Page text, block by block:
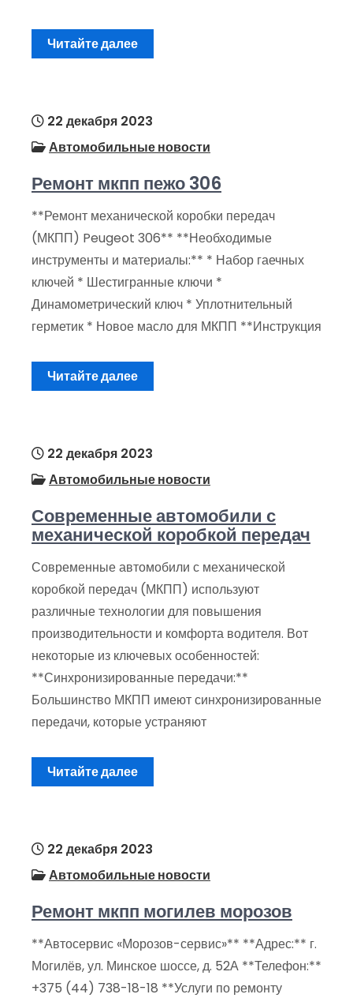
Читайте далее
22 декабря 2023
Автомобильные новости
Ремонт мкпп пежо 306
**Ремонт механической коробки передач
(МКПП) Peugeot 306** **Необходимые
инструменты и материалы:** * Набор гаечных
ключей * Шестигранные ключи *
Динамометрический ключ * Уплотнительный
герметик * Новое масло для МКПП **Инструкция
Читайте далее
22 декабря 2023
Автомобильные новости
Современные автомобили с
механической коробкой передач
Современные автомобили с механической
коробкой передач (МКПП) используют
различные технологии для повышения
производительности и комфорта водителя. Вот
некоторые из ключевых особенностей:
**Синхронизированные передачи:**
Большинство МКПП имеют синхронизированные
передачи, которые устраняют
Читайте далее
22 декабря 2023
Автомобильные новости
Ремонт мкпп могилев морозов
**Автосервис «Морозов-сервис»** **Адрес:** г.
Могилёв, ул. Минское шоссе, д. 52А **Телефон:**
+375 (44) 738-18-18 **Услуги по ремонту